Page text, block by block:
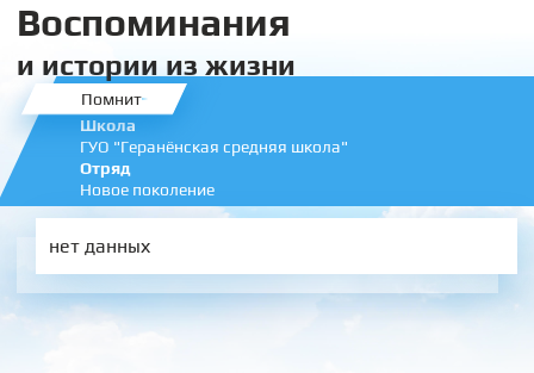
Воспоминания
и истории из жизни
Помнит
Школа
ГУО "Геранёнская средняя школа"
Отряд
Новое поколение
нет данных